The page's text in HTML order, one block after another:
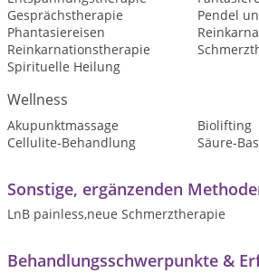
Gesprächstherapie
Pendel
Phantasiereisen
Reinkarnationstherapie
Spirituelle Heilung
Wellness
Akupunktmassage
Biolifting
Cellulite-Behandlung
Säure-
Sonstige, ergänzenden
LnB painless,neue Schmerztherapie
Behandlungsschwerpunkte &